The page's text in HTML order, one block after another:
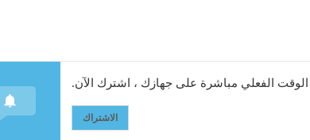
الفعلي مباشرة على جهازك ، اشترك الآن.
الاشتراك